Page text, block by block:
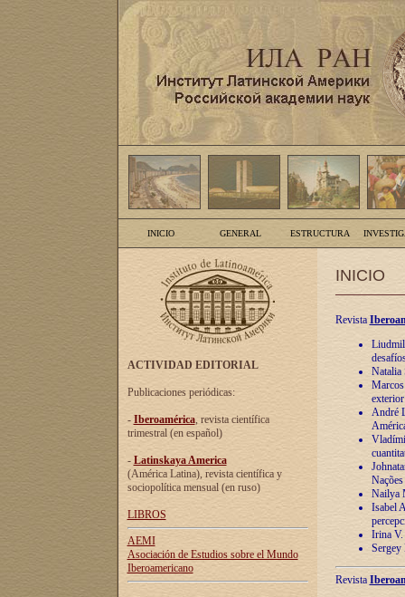
INICIO GENERAL ESTRUCTURA
ACTIVIDAD EDITORIAL
Publicaciones periódicas:
- Iberoamérica, revista científica
trimestral (en español)
- Latinskaya America
(América Latina), revista científica y
sociopolítica mensual (en ruso)
LIBROS
AEMI
Asociación de Estudios sobre el Mundo
Iberoamericano
INICIO
Revista
Natalia
André
Nailya
Isabel
Irina V.
Sergey
Revista